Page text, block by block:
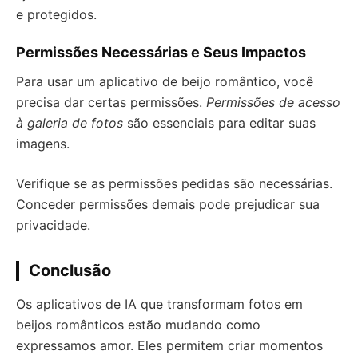
e protegidos.
Permissões Necessárias e Seus Impactos
Para usar um aplicativo de beijo romântico, você
precisa dar certas permissões. Permissões de acesso
à galeria de fotos são essenciais para editar suas
imagens.
Verifique se as permissões pedidas são necessárias.
Conceder permissões demais pode prejudicar sua
privacidade.
Conclusão
Os aplicativos de IA que transformam fotos em
beijos românticos estão mudando como
expressamos amor. Eles permitem criar momentos